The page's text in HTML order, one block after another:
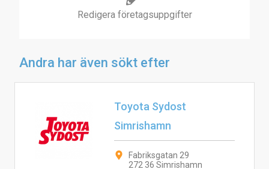
Redigera företagsuppgifter
Andra har även sökt efter
Toyota Sydost
Simrishamn
Fabriksgatan 29
272 36 Simrishamn